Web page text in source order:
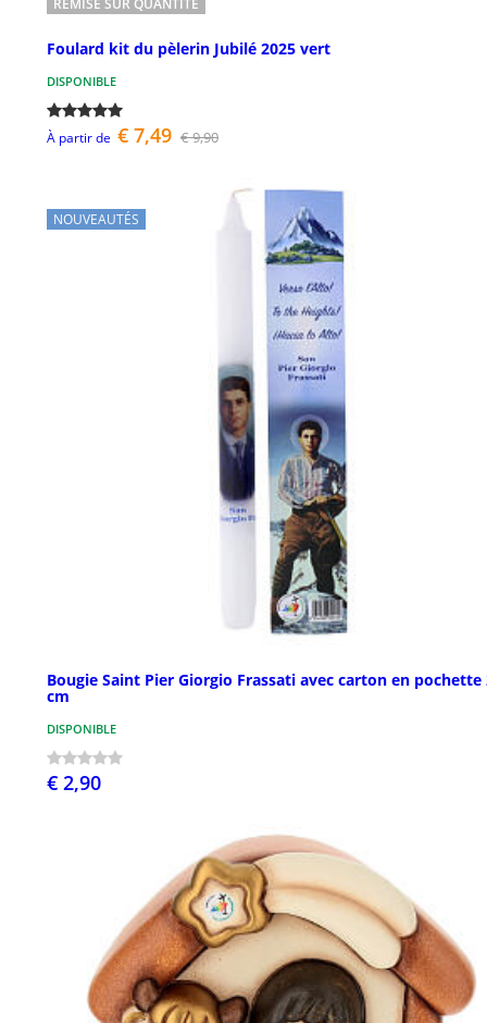
REMISE SUR QUANTITÉ
Foulard kit du pèlerin Jubilé 2025 vert
DISPONIBLE
À partir de € 7,49 € 9,90
NOUVEAUTÉS
Bougie Saint Pier Giorgio Frassati avec carton en pochette
cm
DISPONIBLE
€ 2,90